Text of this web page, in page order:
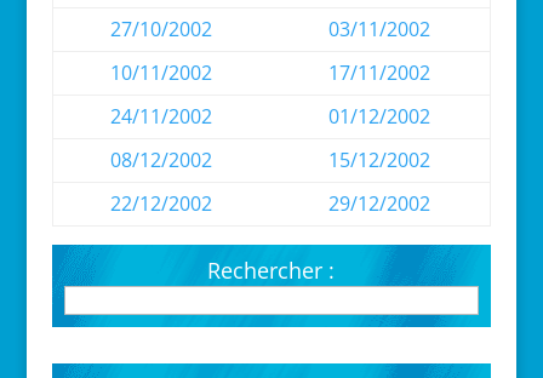
27/10/2002
03/11/2002
10/11/2002
17/11/2002
24/11/2002
01/12/2002
08/12/2002
15/12/2002
22/12/2002
29/12/2002
Rechercher :